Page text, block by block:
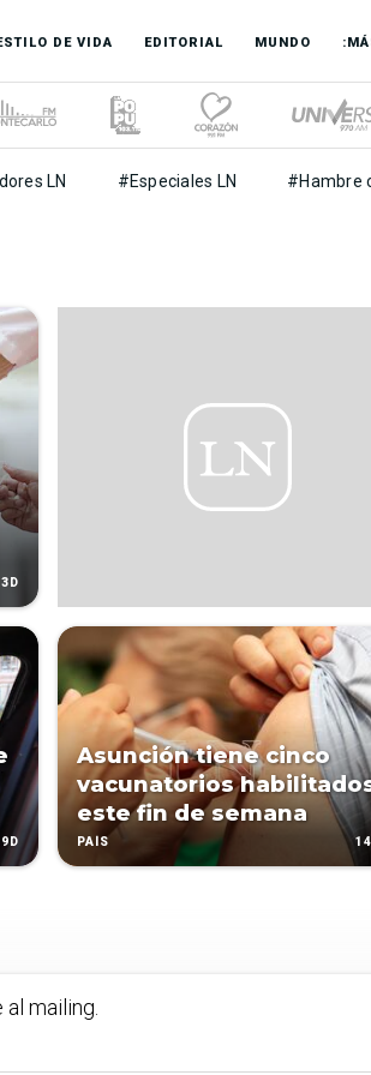
DE VIDA EDITORIAL MUNDO
LN #Especiales LN #Hambre
Asunción tiene cinco
vacunatorios
este fin de semana
PAÍS
mailing.